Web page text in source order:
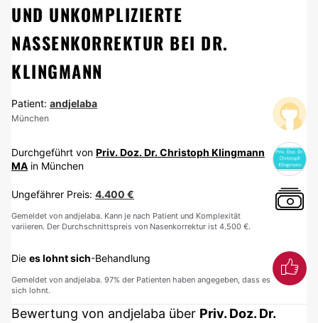
UND UNKOMPLIZIERTE
NASSENKORREKTUR BEI DR.
KLINGMANN
Patient: andjelaba
München
Durchgeführt von Priv. Doz. Dr. Christoph Klingmann
MA in München
Ungefährer Preis: 4.400 €
Gemeldet von andjelaba. Kann je nach Patient und Komplexität
variieren. Der Durchschnittspreis von Nasenkorrektur ist 4.500 €.
Die es lohnt sich-Behandlung
Gemeldet von andjelaba. 97% der Patienten haben angegeben, dass es
sich lohnt.
Bewertung von andjelaba über Priv. Doz. Dr.